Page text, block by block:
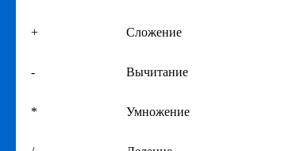
+ Сложение
- Вычитание
* Умножение